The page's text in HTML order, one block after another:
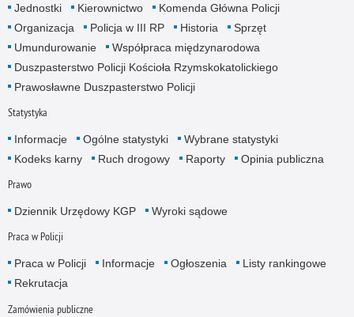
Jednostki Kierownictwo
Komenda Główna Policji
Organizacja
Policja w III RP Historia
Sprzęt
Umundurowanie
Współpraca międzynarodowa
Duszpasterstwo Policji Kościoła Rzymskokatolickiego
Prawosławne Duszpasterstwo Policji
Statystyka
Informacje Ogólne statystyki
Wybrane statystyki
Kodeks karny
Ruch drogowy Raporty Opinia publiczna
Prawo
Dziennik Urzędowy KGP Wyroki sądowe
Praca w Policji
Praca w Policji Informacje Ogłoszenia
Listy rankingowe
Rekrutacja
Zamówienia publiczne